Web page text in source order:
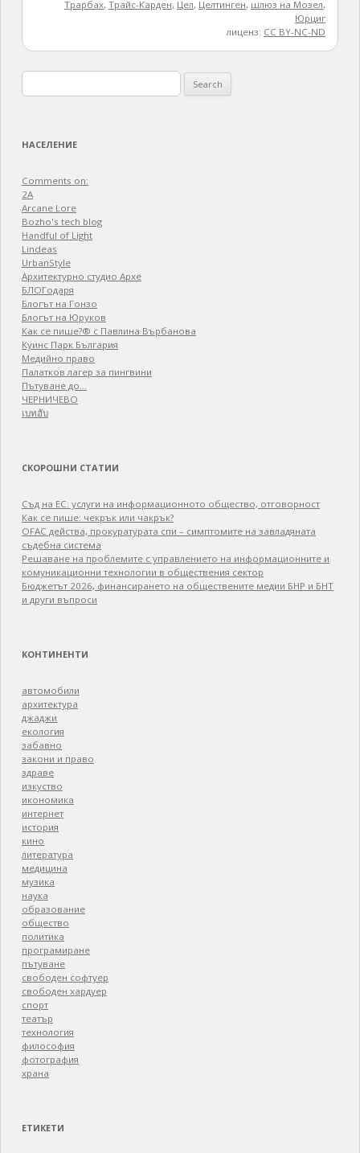
Трарбах,Трайс-Карден, Цел, Целтинген, шлюз на Мозел,
Юрциг
лиценз: CC BY-NC-ND
for:
НАСЕЛЕНИЕ
Comments on:
2A
Arcane Lore
Bozho's tech blog
Handful of Light
Lindeas
UrbanStyle
Архитектурно студио Архе
БЛОГодаря
Блогът на Гонзо
Блогът на Юруков
Как се пише?® с Павлина Върбанова
Куинс Парк България
Медийно право
Палатков лагер зa пингвини
Пътуване до…
ЧЕРНИЧЕВО
เบทฮับ
СКОРОШНИ СТАТИИ
Съд на ЕС: услуги на информационното общество, отговорност
Как се пише: чекрък или чакрък?
OFAC действа, прокуратурата спи – симптомите на завладяната
съдебна система
Решаване на проблемите с управлението на информационните и
комуникационни технологии в обществения сектор
Бюджетът 2026, финансирането на обществените медии БНР и БНТ
и други въпроси
КОНТИНЕНТИ
автомобили
архитектура
джаджи
екология
забавно
закони и право
здраве
изкуство
икономика
интернет
история
кино
литература
медицина
музика
наука
образование
общество
политика
програмиране
пътуване
свободен софтуер
свободен хардуер
спорт
театър
технология
философия
фотография
храна
ЕТИКЕТИ